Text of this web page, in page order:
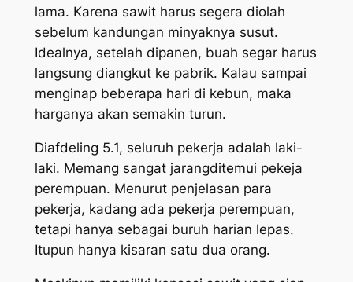
lama. Karena sawit harus segera diolah
sebelum kandungan minyaknya susut.
Idealnya, setelah dipanen, buah segar harus
langsung diangkut ke pabrik. Kalau sampai
menginap beberapa hari di kebun, maka
harganya akan semakin turun.
Diafdeling 5.1, seluruh pekerja adalah laki-
laki. Memang sangat jarangditemui pekeja
perempuan. Menurut penjelasan para
pekerja, kadang ada pekerja perempuan,
tetapi hanya sebagai buruh harian lepas.
Itupun hanya kisaran satu dua orang.